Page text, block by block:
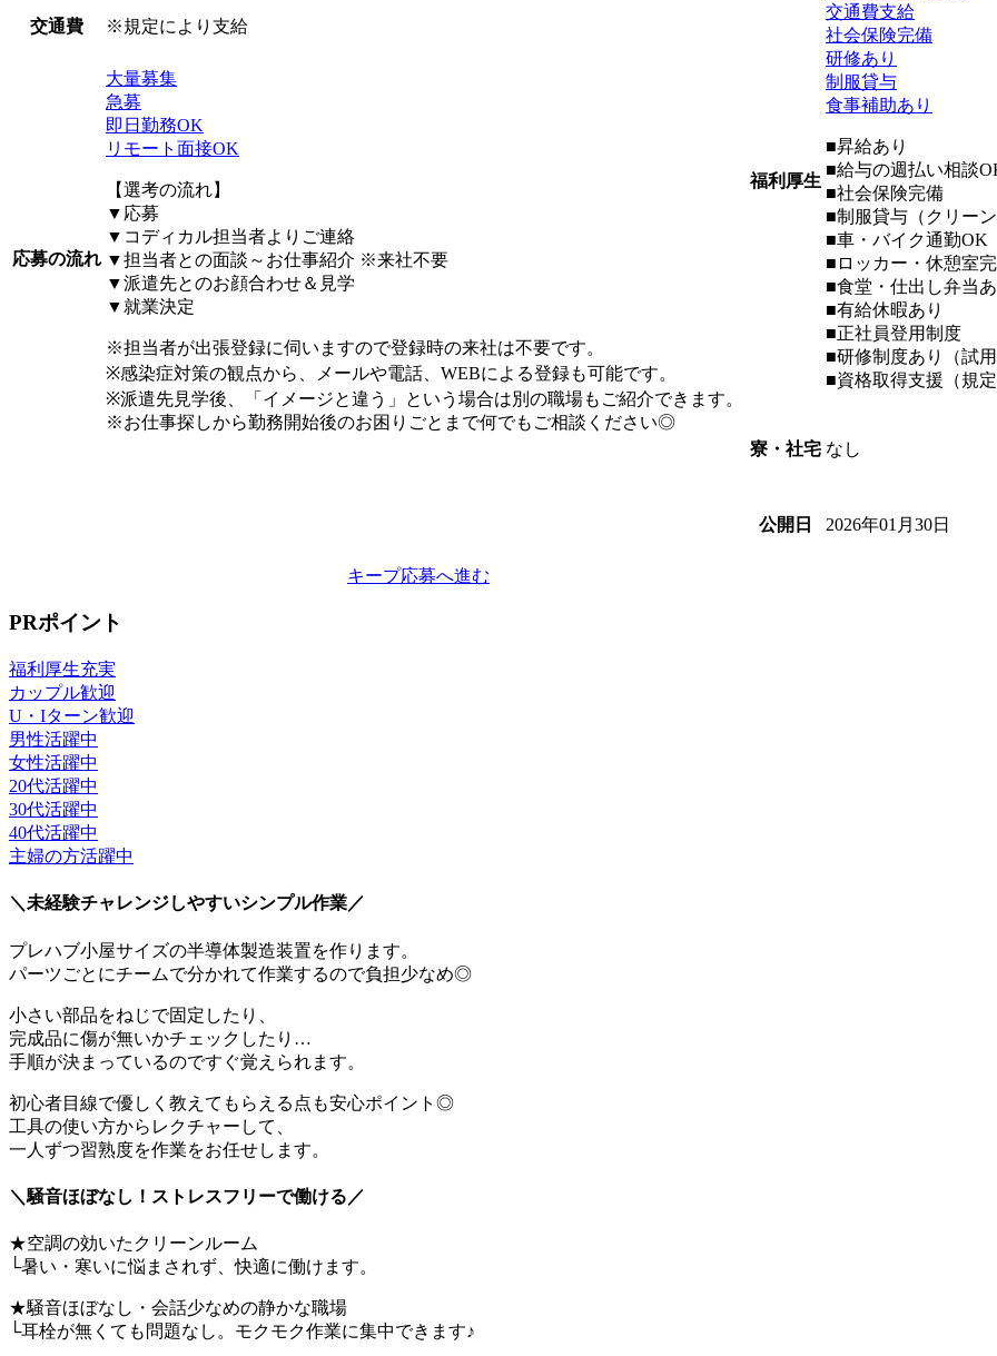
交通費 ※規定により支給
応募の流れ
大量募集
急募
即日勤務OK
リモート面接OK
【選考の流れ】
▼応募
▼コディカル担当者よりご連絡
▼担当者との面談～お仕事紹介 ※来社不要
▼派遣先とのお顔合わせ＆見学
▼就業決定
※担当者が出張登録に伺いますので登録時の来社は不要です。
※感染症対策の観点から、メールや電話、WEBによる登録も可能です。
※派遣先見学後、「イメージと違う」という場合は別の職場もご紹介できます。
※お仕事探しから勤務開始後のお困りごとまで何でもご相談ください◎
福利厚生
交通費支給
社会保険完備
研修あり
制服貸与
食事補助あり
■昇給あり
■給与の週払い相談
■社会保険完備
■制服貸与（クリーン
■車・バイク通勤OK
■ロッカー・休憩室
■食堂・仕出し弁当あ
■有給休暇あり
■正社員登用制度
■研修制度あり（試用
■資格取得支援（規定
寮・社宅 なし
公開日 2026年01月30日
キープ応募へ進む
PRポイント
福利厚生充実
カップル歓迎
U・Iターン歓迎
男性活躍中
女性活躍中
20代活躍中
30代活躍中
40代活躍中
主婦の方活躍中
＼未経験チャレンジしやすいシンプル作業／
プレハブ小屋サイズの半導体製造装置を作ります。
パーツごとにチームで分かれて作業するので負担少なめ◎
小さい部品をねじで固定したり、
完成品に傷が無いかチェックしたり…
手順が決まっているのですぐ覚えられます。
初心者目線で優しく教えてもらえる点も安心ポイント◎
工具の使い方からレクチャーして、
一人ずつ習熟度を作業をお任せします。
＼騒音ほぼなし！ストレスフリーで働ける／
★空調の効いたクリーンルーム
└暑い・寒いに悩まされず、快適に働けます。
★騒音ほぼなし・会話少なめの静かな職場
└耳栓が無くても問題なし。モクモク作業に集中できます♪